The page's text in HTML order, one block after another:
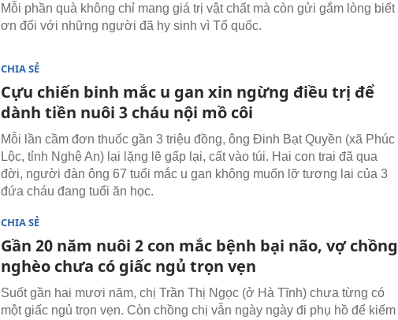
Mỗi phần quà không chỉ mang giá trị vật chất mà còn gửi gắm lòng biết
ơn đối với những người đã hy sinh vì Tổ quốc.
CHIA SẺ
Cựu chiến binh mắc u gan xin ngừng điều trị để
dành tiền nuôi 3 cháu nội mồ côi
Mỗi lần cầm đơn thuốc gần 3 triệu đồng, ông Đinh Bạt Quyền (xã Phúc
Lộc, tỉnh Nghệ An) lại lặng lẽ gấp lại, cất vào túi. Hai con trai đã qua
đời, người đàn ông 67 tuổi mắc u gan không muốn lỡ tương lai của 3
đứa cháu đang tuổi ăn học.
CHIA SẺ
Gần 20 năm nuôi 2 con mắc bệnh bại não, vợ chồng
nghèo chưa có giấc ngủ trọn vẹn
Suốt gần hai mươi năm, chị Trần Thị Ngọc (ở Hà Tĩnh) chưa từng có
một giấc ngủ trọn vẹn. Còn chồng chị vẫn ngày ngày đi phụ hồ để kiếm